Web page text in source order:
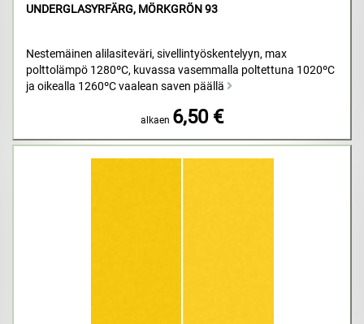
UNDERGLASYRFÄRG, MÖRKGRÖN 93
Nestemäinen alilasiteväri, sivellintyöskentelyyn, max
polttolämpö 1280ºC, kuvassa vasemmalla poltettuna 1020ºC
ja oikealla 1260ºC vaalean saven päällä
alkaen 6,50 €